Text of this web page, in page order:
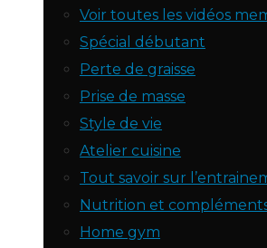
Voir toutes les vidéos
Spécial débutant
Perte de graisse
Prise de masse
Style de vie
Atelier cuisine
Tout savoir sur
Nutrition et
Home gym